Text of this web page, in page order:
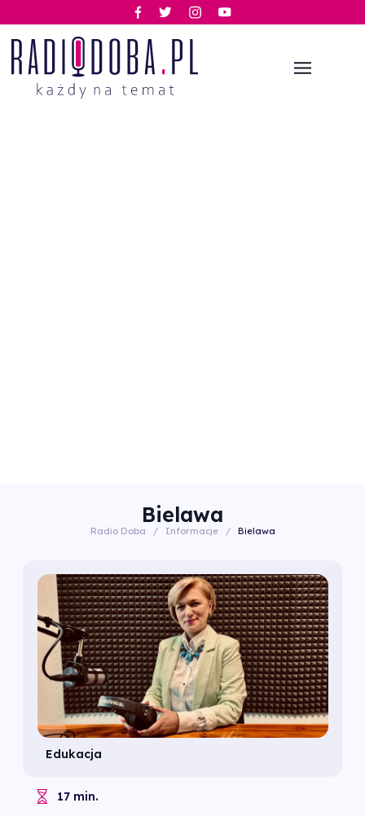
Bielawa
Radio Doba / Informacje / Bielawa
Edukacja
17 min.